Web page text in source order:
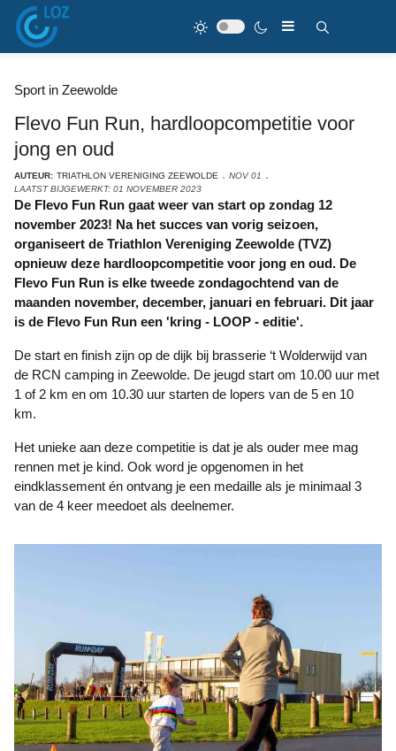
Sport in Zeewolde
Flevo Fun Run, hardloopcompetitie voor
jong en oud
AUTEUR: TRIATHLON VERENIGING ZEEWOLDE
NOV 01
LAATST BIJGEWERKT: 01 NOVEMBER 2023
De Flevo Fun Run gaat weer van start op zondag 12
november 2023! Na het succes van vorig seizoen,
organiseert de Triathlon Vereniging Zeewolde (TVZ)
opnieuw deze hardloopcompetitie voor jong en oud. De
Flevo Fun Run is elke tweede zondagochtend van de
maanden november, december, januari en februari. Dit jaar
is de Flevo Fun Run een 'kring - LOOP - editie'.
De start en finish zijn op de dijk bij brasserie ‘t Wolderwijd van
de RCN camping in Zeewolde. De jeugd start om 10.00 uur met
1 of 2 km en om 10.30 uur starten de lopers van de 5 en 10
km.
Het unieke aan deze competitie is dat je als ouder mee mag
rennen met je kind. Ook word je opgenomen in het
eindklassement én ontvang je een medaille als je minimaal 3
van de 4 keer meedoet als deelnemer.